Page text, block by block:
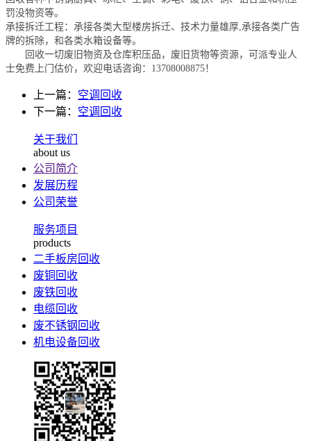
罚没物资等。
承接拆迁工程：承接各类大型楼房拆迁、技术力量雄厚,承接各类广告
牌的拆除，和各类水箱设备等。
回收一切废旧物资及仓库积压品，废旧货物等资源，可派专业人
士免费上门估价，欢迎电话咨询： 13708008875！
上一篇： 空调回收
下一篇： 空调回收
关于我们
about us
公司简介
发展历程
公司荣誉
服务项目
products
二手板房回收
废铜回收
废铁回收
电缆回收
废不锈钢回收
机电设备回收